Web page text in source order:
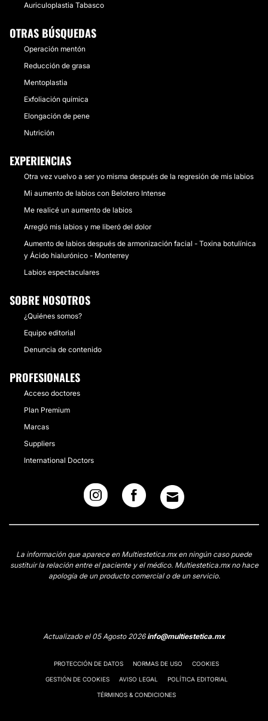
Auriculoplastia Tabasco
OTRAS BÚSQUEDAS
Operación mentón
Reducción de grasa
Mentoplastia
Exfoliación química
Elongación de pene
Nutrición
EXPERIENCIAS
Otra vez vuelvo a ser yo misma después de la regresión de mis labios
Mi aumento de labios con Belotero Intense
Me realicé un aumento de labios
Arregló mis labios y me liberó del dolor
Aumento de labios después de armonización facial - Toxina botulínica
y Ácido hialurónico - Monterrey
Labios espectaculares
SOBRE NOSOTROS
¿Quiénes somos?
Equipo editorial
Denuncia de contenido
PROFESIONALES
Acceso doctores
Plan Premium
Marcas
Suppliers
International Doctors
La información que aparece en Multiestetica.mx en ningún caso puede
sustituir la relación entre el paciente y el médico. Multiestetica.mx no hace
apología de un producto comercial o de un servicio.
Actualizado el 05 Agosto 2026info@multiestetica.mx
PROTECCIÓN DE DATOS NORMAS DE USO COOKIES
GESTIÓN DE COOKIES AVISO LEGAL POLÍTICA EDITORIAL
TÉRMINOS & CONDICIONES